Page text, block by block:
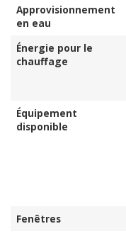
Approvisionnement
en eau
Énergie pour le
chauffage
Équipement
disponible
Fenêtres